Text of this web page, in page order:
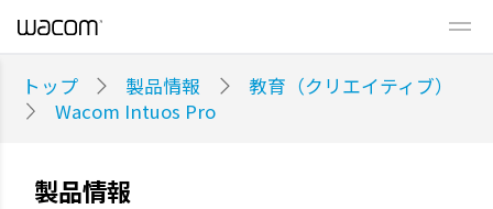
トップ 製品情報
教育（クリエイティブ）
Wacom Intuos Pro
製品情報